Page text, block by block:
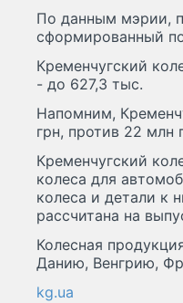
По данным мэрии,
сформированный
Кременчугский
- до 627,3 тыс.
Напомним,
грн, против 22 млн
Кременчугский
колеса для
колеса и детали к
рассчитана на
Колесная
Данию, Венгрию,
kg.ua